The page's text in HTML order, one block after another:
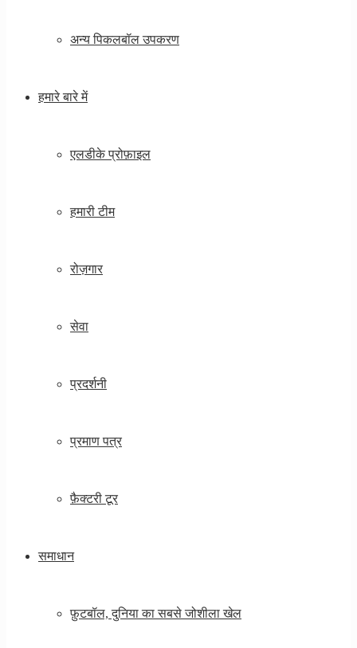
अन्य पिकलबॉल उपकरण
हमारे बारे में
एलडीके प्रोफ़ाइल
हमारी टीम
रोज़गार
सेवा
प्रदर्शनी
प्रमाण पत्र
फ़ैक्टरी टूर
समाधान
फ़ुटबॉल, दुनिया का सबसे जोशीला खेल